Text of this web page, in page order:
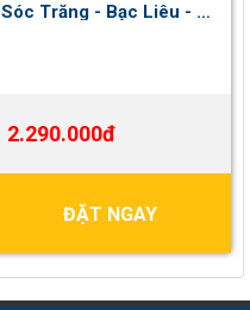
Sóc Trăng - Bạc Liêu - Cà
2.290.000đ
ĐẶT NGAY